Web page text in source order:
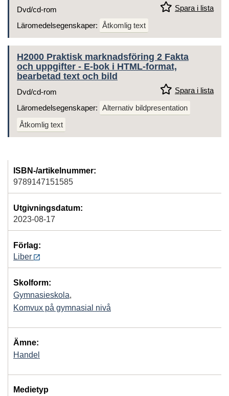
Spara i lista
Dvd/cd-rom
Läromedelsegenskaper: Åtkomlig text
H2000 Praktisk marknadsföring 2 Fakta
och uppgifter - E-bok i HTML-format,
bearbetad text och bild
Spara i lista
Dvd/cd-rom
Läromedelsegenskaper: Alternativ bildpresentation
Åtkomlig text
ISBN-/artikelnummer:
9789147151585
Utgivningsdatum:
2023-08-17
Förlag:
Liber
Skolform:
Gymnasieskola,
Komvux på gymnasial nivå
Ämne:
Handel
Medietyp